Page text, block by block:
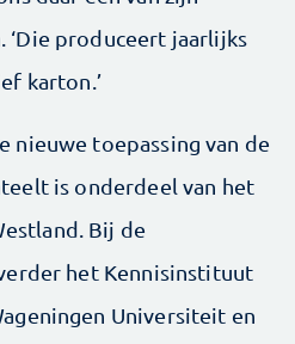
‘Die produceert jaarlijks
karton.’
nieuwe toepassing van de
is onderdeel van het
Bij de
het Kennisinstituut
Universiteit en